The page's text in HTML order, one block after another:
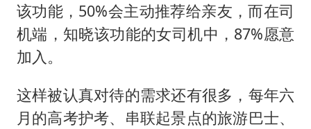
该功能，50%会主动推荐给亲友，而在司
机端，知晓该功能的女司机中，87%愿意
加入。
这样被认真对待的需求还有很多，每年六
月的高考护考、串联起景点的旅游巴士、